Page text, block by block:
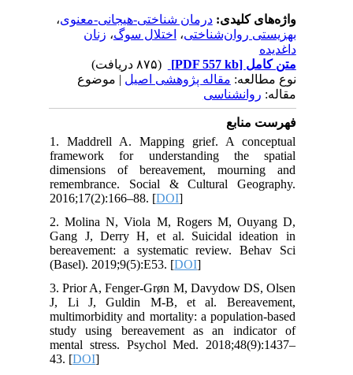
واژه‌های کلیدی:درمان شناختی-هیجانی-معنوی،
بهزیستی روان‌شناختی،اختلال سوگ،زنان
داغدیده
متن کامل[PDF 557 kb]
نوع مطالعه:مقاله پژوهشی اصیل| موضوع
مقاله:روانشناسی
فهرست منابع
1. Maddrell A. Mapping grief. A conceptual
framework for understanding the spatial
dimensions of bereavement, mourning and
remembrance. Social & Cultural Geography.
2016;17(2):166–88. [DOI
2. Molina N, Viola M, Rogers M, Ouyang D,
Gang J, Derry H, et al. Suicidal ideation in
bereavement: a systematic review. Behav Sci
(Basel). 2019;9(5):E53. [DOI
3. Prior A, Fenger-Grøn M, Davydow DS, Olsen
J, Li J, Guldin M-B, et al. Bereavement,
multimorbidity and mortality: a population-based
study using bereavement as an indicator of
mental stress. Psychol Med. 2018;48(9):1437–
43. [DOI